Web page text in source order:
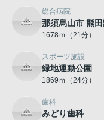
総合病院
那須烏山市 熊
1678ｍ（21分）
スポーツ施設
緑地運動公園
1869ｍ（24分）
歯科
みどり歯科